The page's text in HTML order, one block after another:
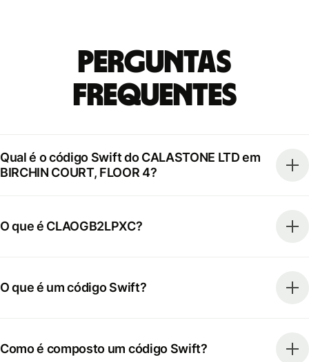
Perguntas
frequentes
Qual é o código Swift do CALASTONE LTD em
BIRCHIN COURT, FLOOR 4?
O que é CLAOGB2LPXC?
O que é um código Swift?
Como é composto um código Swift?